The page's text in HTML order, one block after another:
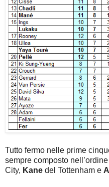
Tutto fermo nelle prime
sempre composto
City, Kane del Tottenham e